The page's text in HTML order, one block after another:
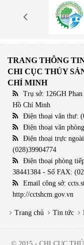
TRANG THÔNG
CHI CỤC THỦY
CHÍ MINH
Trụ sở: 126GH
Hồ Chí Minh
Điện thoại văn thư:
Điện thoại văn
Điện thoại trực
(028)39904774
Điện thoại phòng
38441384 - Số FAX:
Email công sở:
http://cctshcm.gov.vn
Trang chủ Tin tức